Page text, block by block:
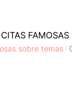
CITAS FAMOSAS
sobre temas